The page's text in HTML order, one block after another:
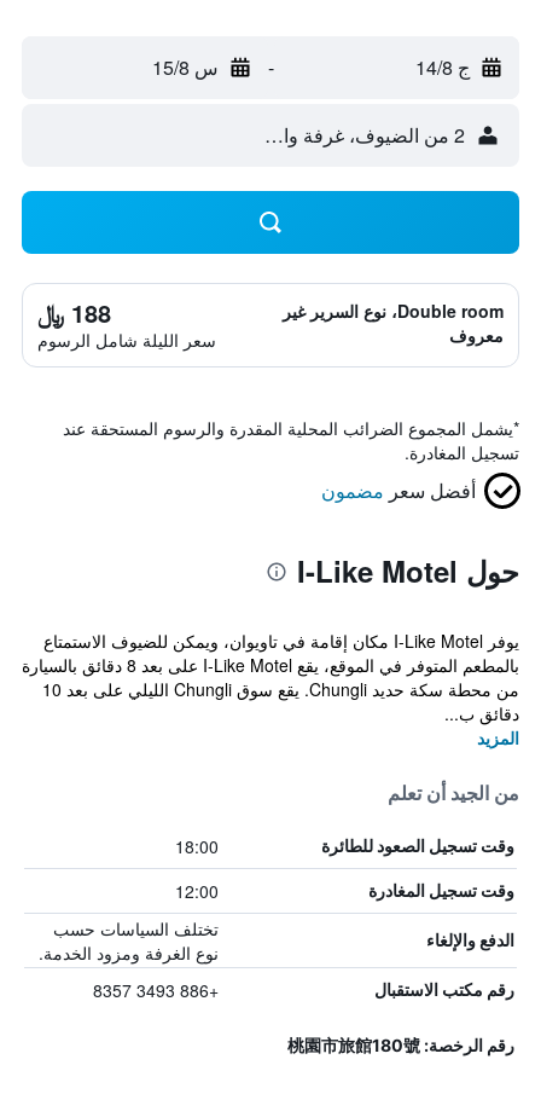
ج 14/8 - س 15/8
2 من الضيوف، غرفة واحدة
Double room، نوع السرير غير
معروف
188 ﷼
سعر الليلة شامل الرسوم
*يشمل المجموع الضرائب المحلية المقدرة والرسوم المستحقة عند
تسجيل المغادرة.
أفضل سعر مضمون
حول I-Like Motel
يوفر I-Like Motel مكان إقامة في تاويوان، ويمكن للضيوف الاستمتاع
بالمطعم المتوفر في الموقع، يقع I-Like Motel على بعد 8 دقائق بالسيارة
من محطة سكة حديد Chungli. يقع سوق Chungli الليلي على بعد 10
دقائق ب...
المزيد
من الجيد أن تعلم
وقت تسجيل الصعود للطائرة 18:00
وقت تسجيل المغادرة 12:00
الدفع والإلغاء
تختلف السياسات حسب
نوع الغرفة ومزود الخدمة.
رقم مكتب الاستقبال +886 3493 8357
رقم الرخصة: 桃園市旅館180號